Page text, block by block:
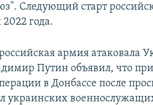
Следующий старт
года.
армия атаковала
Путин объявил, что
в Донбассе после
украинских